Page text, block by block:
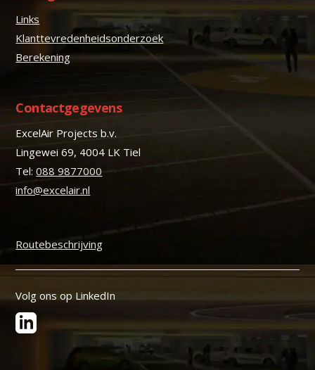
Links
Klanttevredenheidsonderzoek
Berekening
Contactgegevens
ExcelAir Projects b.v.
Lingewei 69, 4004 LK Tiel
Tel:088 9877000
info@excelair.nl
Routebeschrijving
Volg ons op LinkedIn